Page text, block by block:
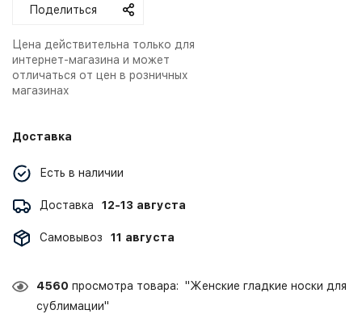
Поделиться
Цена действительна только для
интернет-магазина и может
отличаться от цен в розничных
магазинах
Доставка
Есть в наличии
Доставка 12-13 августа
Самовывоз 11 августа
4560 просмотра товара: "Женские гладкие носки для
сублимации"